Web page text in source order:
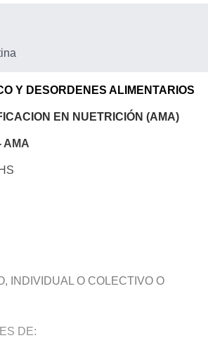
Y DESORDENES ALIMENTARIOS
EN NUETRICIÓN (AMA)
AMA
INDIVIDUAL O COLECTIVO O
DE: